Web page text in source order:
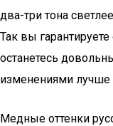
два-три тона
Так вы
останетесь
изменениями лучше
Медные оттенки